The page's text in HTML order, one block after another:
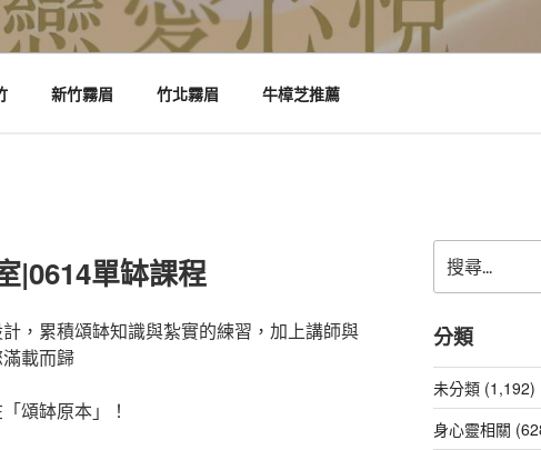
新竹霧眉 竹北霧眉 牛樟芝推薦
|0614單缽課程
，累積頌缽知識與紮實的練習，加上講師與
載而歸
頌缽原本」！
尋
關
鍵
字:
分類
未分類 (1,192)
身心靈相關